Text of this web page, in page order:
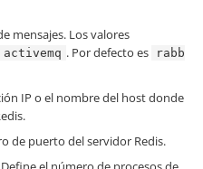
mensajes. Los valores
activemq . Por defecto es
rabb
IP o el nombre del host donde
de puerto del servidor Redis.